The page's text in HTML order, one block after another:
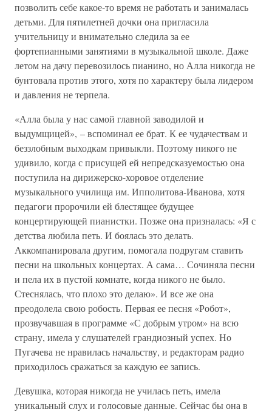
позволить себе какое-то время не работать и занималась
детьми. Для пятилетней дочки она пригласила
учительницу и внимательно следила за ее
фортепианными занятиями в музыкальной школе. Даже
летом на дачу перевозилось пианино, но Алла никогда не
бунтовала против этого, хотя по характеру была лидером
и давления не терпела.
«Алла была у нас самой главной заводилой и
выдумщицей», – вспоминал ее брат. К ее чудачествам и
беззлобным выходкам привыкли. Поэтому никого не
удивило, когда с присущей ей непредсказуемостью она
поступила на дирижерско-хоровое отделение
музыкального училища им. Ипполитова-Иванова, хотя
педагоги пророчили ей блестящее будущее
концертирующей пианистки. Позже она призналась: «Я с
детства любила петь. И боялась это делать.
Аккомпанировала другим, помогала подругам ставить
песни на школьных концертах. А сама… Сочиняла песни
и пела их в пустой комнате, когда никого не было.
Стеснялась, что плохо это делаю». И все же она
преодолела свою робость. Первая ее песня «Робот»,
прозвучавшая в программе «С добрым утром» на всю
страну, имела у слушателей грандиозный успех. Но
Пугачева не нравилась начальству, и редакторам радио
приходилось сражаться за каждую ее запись.
Девушка, которая никогда не училась петь, имела
уникальный слух и голосовые данные. Сейчас бы она в